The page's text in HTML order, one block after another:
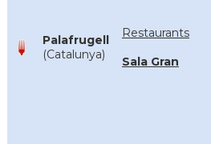
Palafrugell
(Catalunya)
Restaurants
Sala Gran